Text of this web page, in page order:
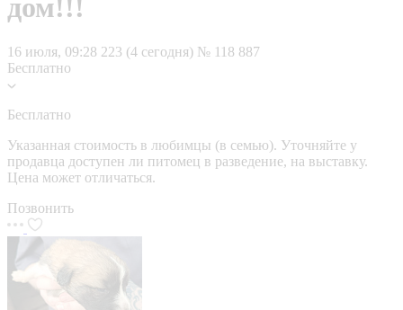
дом!!!
16 июля, 09:28 223 (4 сегодня) № 118 887
Бесплатно
Бесплатно
Указанная стоимость в любимцы (в семью). Уточняйте у
продавца доступен ли питомец в разведение, на выставку.
Цена может отличаться.
Позвонить